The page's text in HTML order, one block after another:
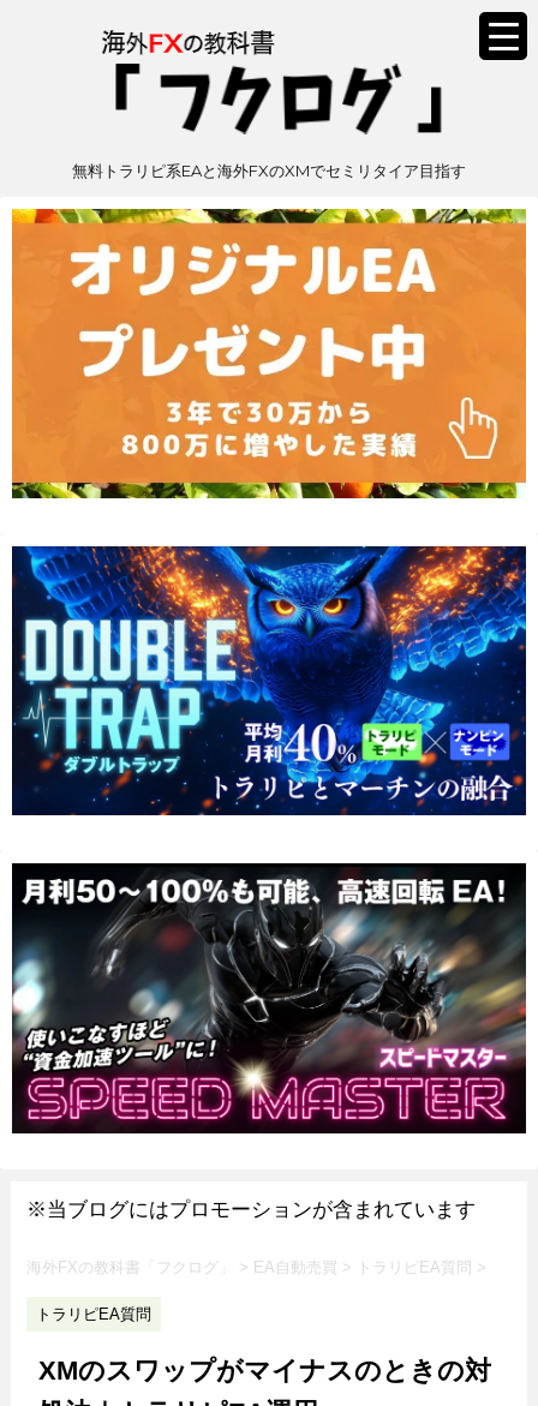
無料トラリピ系EAと海外FXのXMでセミリタイア目指す
※当ブログにはプロモーションが含まれています
海外FXの教科書「フクログ」 > EA自動売買 > トラリピEA質問 >
トラリピEA質問
XMのスワップがマイナスのときの対